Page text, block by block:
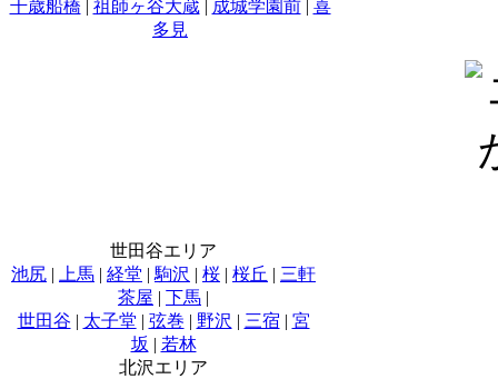
千歳船橋 祖師ヶ谷大蔵| 成城学園前| 喜
多見
世田谷エリア
池尻 | 上馬 | 経堂 | 駒沢 | 桜 | 桜丘 | 三軒
茶屋 | 下馬 |
世田谷 | 太子堂 | 弦巻 | 野沢 | 三宿 | 宮
坂 | 若林
北沢エリア